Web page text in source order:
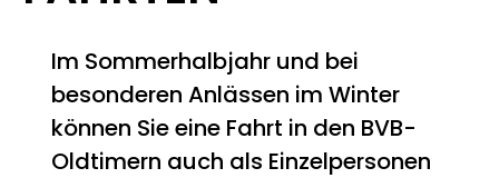
Im Sommerhalbjahr und bei
besonderen Anlässen im Winter
können Sie eine Fahrt in den BVB-
Oldtimern auch als Einzelpersonen